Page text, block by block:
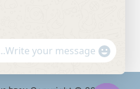
"+chaty_settings.lang.emoji_picker+"
WhatsApp